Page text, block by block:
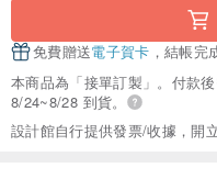
免費贈送電子賀卡 ，結帳完
本商品為「接單訂製」。付款
8/24~8/28 到貨。
設計館自行提供發票/收據，開